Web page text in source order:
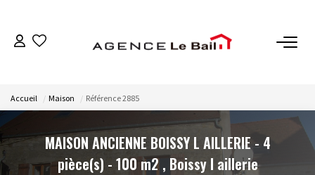
ESTIMATION
LOCATIONS
Accueil Maison Référence 2885
MAISON ANCIENNE BOISSY L AILLERIE - 4
pièce(s) - 100 m2, Boissy l aillerie